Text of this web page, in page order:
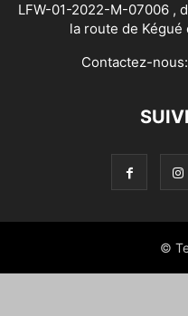
LFW-01-2022-M-07006 ,
la route de Kégué
Contactez-nous:
©